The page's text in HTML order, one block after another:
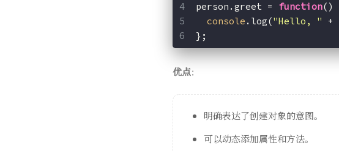
person.greet = function( )
console .log("Hello, " +
};
优点：
明确表达了创建对象的意图。
可以动态添加属性和方法。